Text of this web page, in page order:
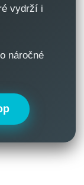
vydrží i
náročné